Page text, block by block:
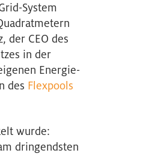
System
der CEO des
in der
Energie-
des Flexpools
wurde:
dringendsten